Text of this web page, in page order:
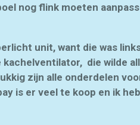
nog flink moeten
unit, want die was
die wilde
zijn alle onderdelen
is er veel te koop en ik